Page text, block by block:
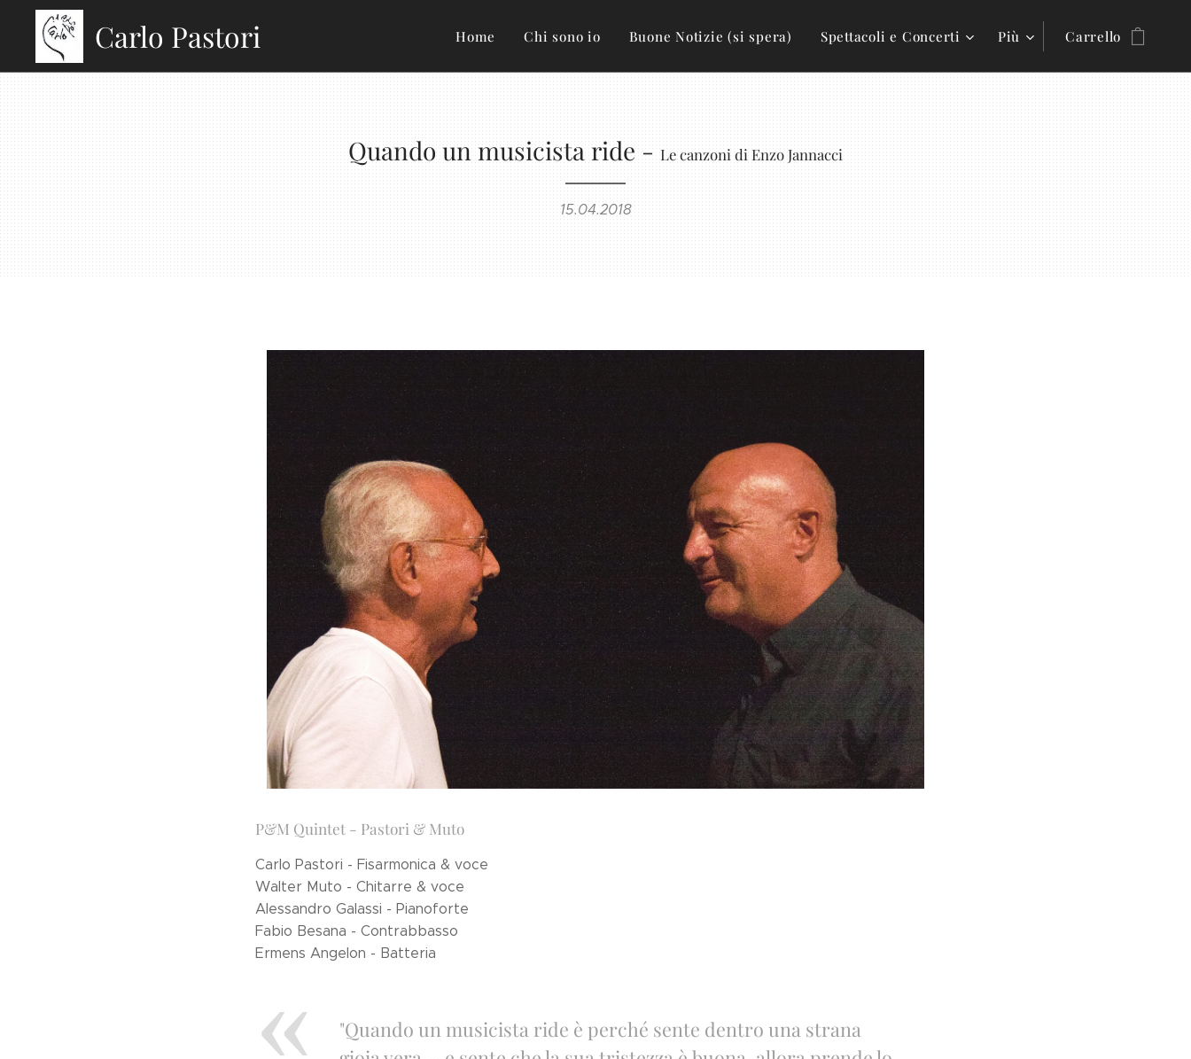
Carlo Pastori Home Chi sono io Buone Notizie (si spera) Spettacoli e Concerti Più Carrello
Quando un musicista ride - Le canzoni di Enzo Jannacci
15.04.2018
P&M Quintet - Pastori & Muto
Carlo Pastori - Fisarmonica & voce
Walter Muto - Chitarre & voce
Alessandro Galassi - Pianoforte
Fabio Besana - Contrabbasso
Ermens Angelon - Batteria
"Quando un musicista ride è perché sente dentro una strana